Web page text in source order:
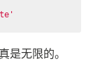
是无限的。